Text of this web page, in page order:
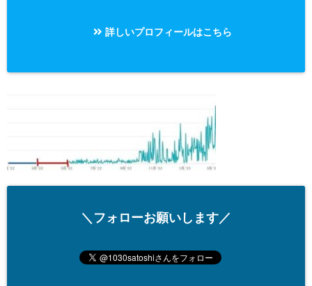
詳しいプロフィールはこちら
＼フォローお願いします／